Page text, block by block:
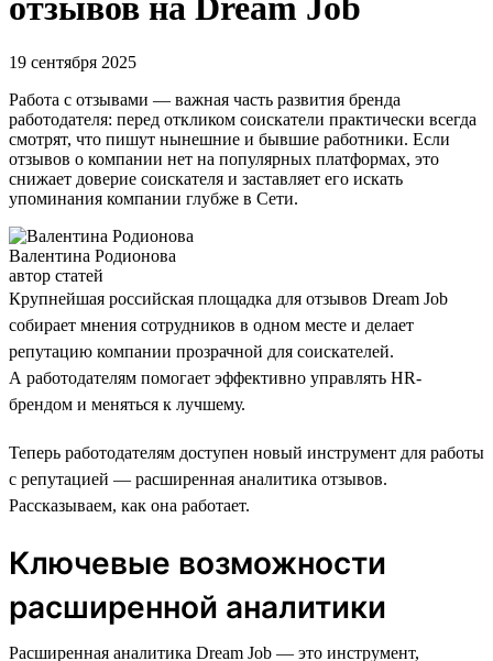
отзывов на Dream Job
19 сентября 2025
Работа с отзывами — важная часть развития бренда
работодателя: перед откликом соискатели практически всегда
смотрят, что пишут нынешние и бывшие работники. Если
отзывов о компании нет на популярных платформах, это
снижает доверие соискателя и заставляет его искать
упоминания компании глубже в Cети.
Валентина Родионова
автор статей
Крупнейшая российская площадка для отзывов Dream Job
собирает мнения сотрудников в одном месте и делает
репутацию компании прозрачной для соискателей.
А работодателям помогает эффективно управлять HR-
брендом и меняться к лучшему.
Теперь работодателям доступен новый инструмент для работы
с репутацией — расширенная аналитика отзывов.
Рассказываем, как она работает.
Ключевые возможности
расширенной аналитики
Расширенная аналитика Dream Job — это инструмент,